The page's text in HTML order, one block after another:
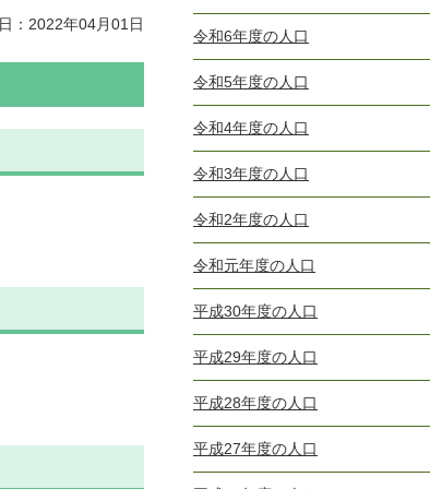
：2022年04月01日
令和6年度の人口
令和5年度の人口
令和4年度の人口
令和3年度の人口
令和2年度の人口
令和元年度の人口
平成30年度の人口
平成29年度の人口
平成28年度の人口
平成27年度の人口